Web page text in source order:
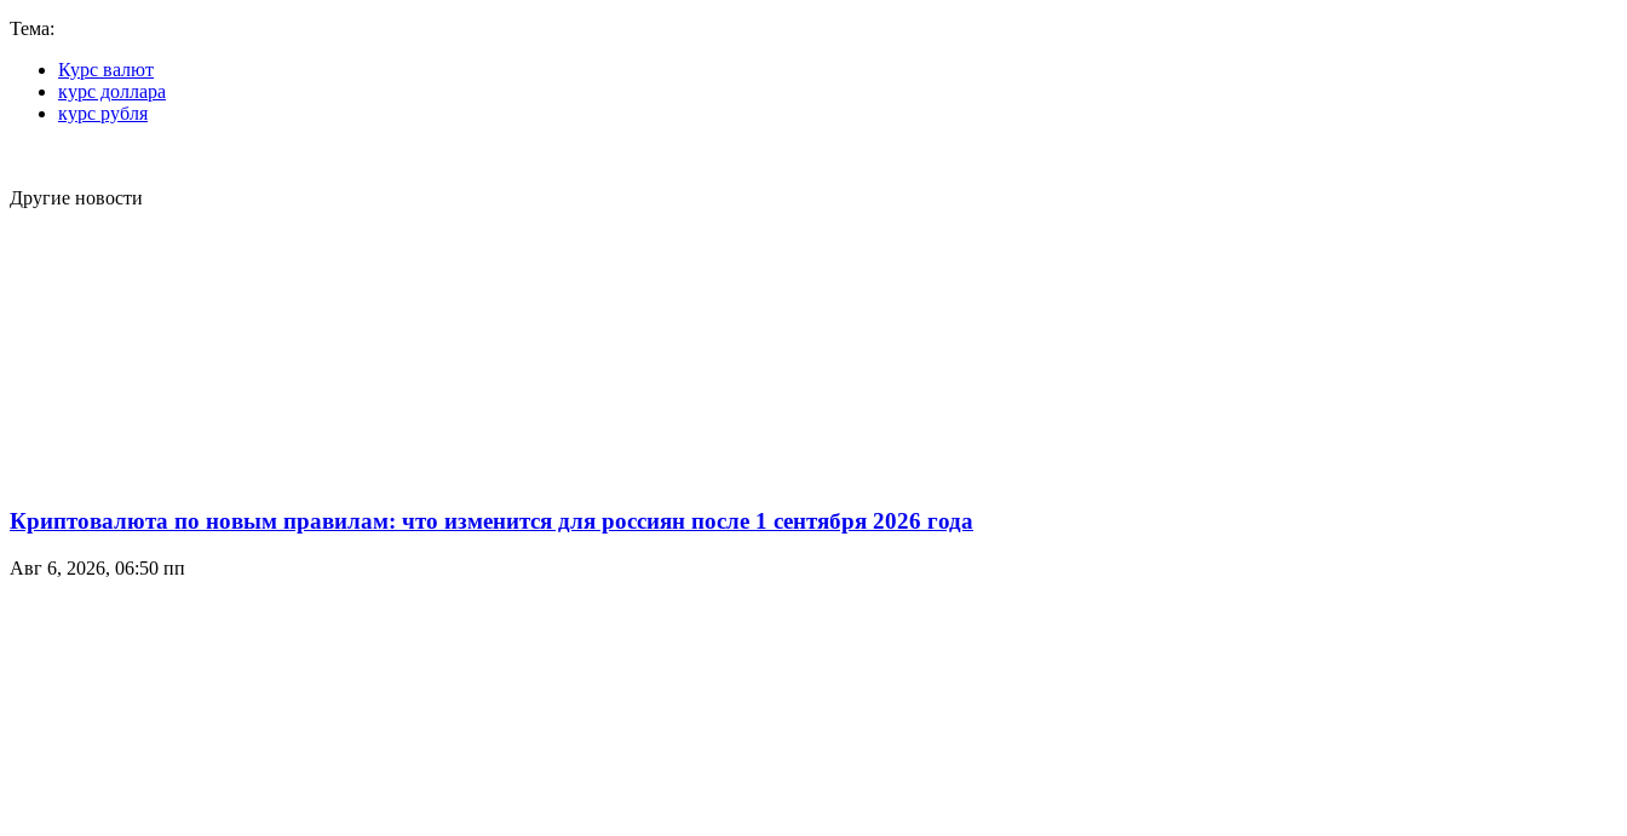
Тема:
Курс валют
курс доллара
курс рубля
Другие новости
Криптовалюта по новым правилам: что изменится для россиян после 1 сентября 2026 года
Авг 6, 2026, 06:50 пп